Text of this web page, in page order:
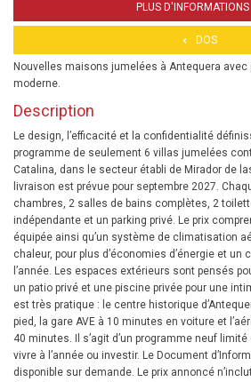
PLUS D'INFORMATIONS
DOS
Nouvelles maisons jumelées à Antequera
moderne.
Description
Le design, l’efficacité et la confidentialité
programme de seulement 6 villas jumelées
Catalina, dans le secteur établi de Mirador de
livraison est prévue pour septembre 2027.
chambres, 2 salles de bains complètes, 2
indépendante et un parking privé. Le prix
équipée ainsi qu’un système de climatisation
chaleur, pour plus d’économies d’énergie et un
l’année. Les espaces extérieurs sont pensés
un patio privé et une piscine privée pour une
est très pratique : le centre historique
pied, la gare AVE à 10 minutes en voiture et
40 minutes. Il s’agit d’un programme neuf
vivre à l’année ou investir. Le Document
disponible sur demande. Le prix annoncé